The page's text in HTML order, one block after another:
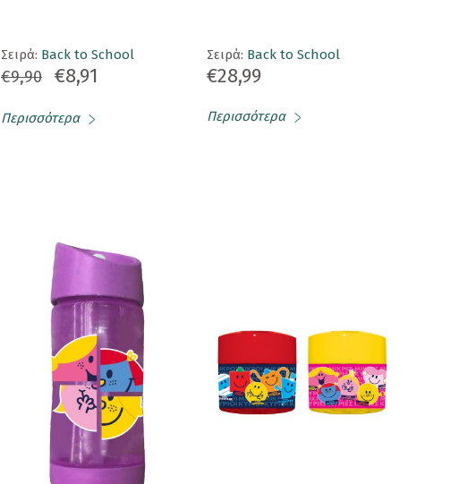
Σειρά: Back to School
€9,90 €8,91
Περισσότερα
Σειρά: Back to School
€28,99
Περισσότερα